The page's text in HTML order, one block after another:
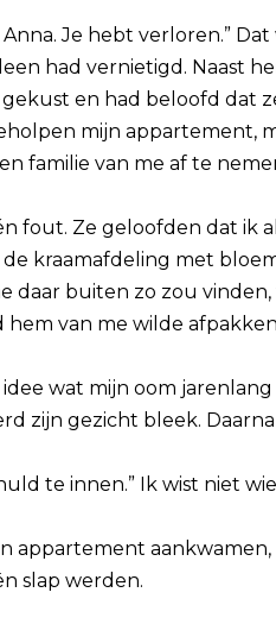
Anna. Je hebt verloren.”
had vernietigd. Naast
en had beloofd dat
mijn appartement,
familie van me af te
fout. Ze geloofden dat ik
kraamafdeling met
daar buiten zo zou
hem van me wilde
wat mijn oom
zijn gezicht bleek.
te innen.” Ik wist niet
appartement
slap werden.